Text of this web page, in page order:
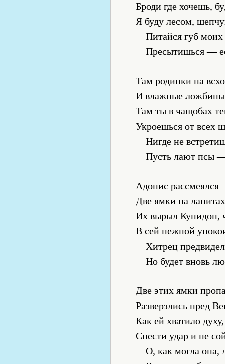
Броди где хочешь,
Я буду лесом,
Питайся губ
Пресытишься —
Там родинки на
И влажные
Там ты в чащобах
Укроешься от всех
Нигде не
Пусть лают псы
Адонис рассмеялся
Две ямки на
Их вырыл Купидон,
В сей нежной
Хитрец
Но будет вновь
Две этих ямки
Разверзлись пред
Как ей хватило
Снести удар и не
О, как могла она,